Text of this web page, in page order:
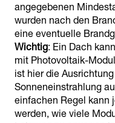
angegebenen
wurden nach den
eine eventuelle
Wichtig: Ein Dach
mit Photovoltaik-
ist hier die
Sonneneinstrahlung
einfachen Regel kann
werden, wie viele